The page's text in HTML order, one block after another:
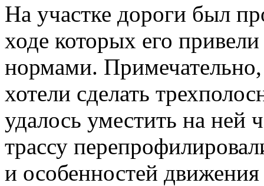
На участке дороги был
ходе которых его
нормами. Примечательно,
хотели сделать
удалось уместить на ней
трассу
и особенностей движения